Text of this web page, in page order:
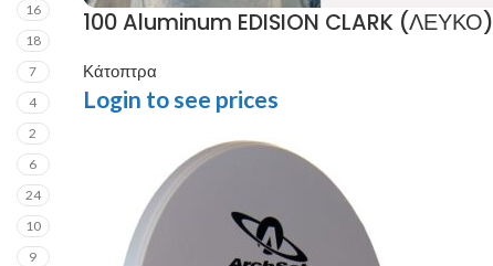
16
18
7
4
2
6
24
10
9
100 Aluminum EDISION CLARK (ΛΕΥΚΟ)
Κάτοπτρα
Login to see prices